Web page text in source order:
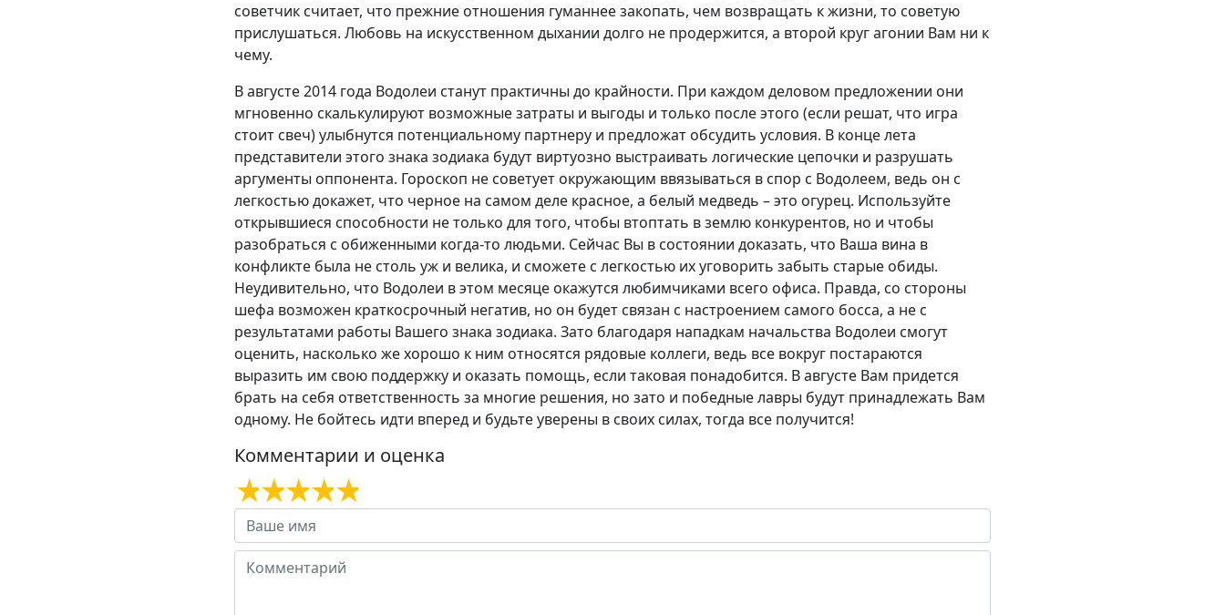
советчик считает, что прежние отношения гуманнее закопать, чем возвращать к жизни, то советую
прислушаться. Любовь на искусственном дыхании долго не продержится, а второй круг агонии Вам ни к
чему.
В августе 2014 года Водолеи станут практичны до крайности. При каждом деловом предложении они
мгновенно скалькулируют возможные затраты и выгоды и только после этого (если решат, что игра
стоит свеч) улыбнутся потенциальному партнеру и предложат обсудить условия. В конце лета
представители этого знака зодиака будут виртуозно выстраивать логические цепочки и разрушать
аргументы оппонента. Гороскоп не советует окружающим ввязываться в спор с Водолеем, ведь он с
легкостью докажет, что черное на самом деле красное, а белый медведь – это огурец. Используйте
открывшиеся способности не только для того, чтобы втоптать в землю конкурентов, но и чтобы
разобраться с обиженными когда-то людьми. Сейчас Вы в состоянии доказать, что Ваша вина в
конфликте была не столь уж и велика, и сможете с легкостью их уговорить забыть старые обиды.
Неудивительно, что Водолеи в этом месяце окажутся любимчиками всего офиса. Правда, со стороны
шефа возможен краткосрочный негатив, но он будет связан с настроением самого босса, а не с
результатами работы Вашего знака зодиака. Зато благодаря нападкам начальства Водолеи смогут
оценить, насколько же хорошо к ним относятся рядовые коллеги, ведь все вокруг постараются
выразить им свою поддержку и оказать помощь, если таковая понадобится. В августе Вам придется
брать на себя ответственность за многие решения, но зато и победные лавры будут принадлежать Вам
одному. Не бойтесь идти вперед и будьте уверены в своих силах, тогда все получится!
Комментарии и оценка